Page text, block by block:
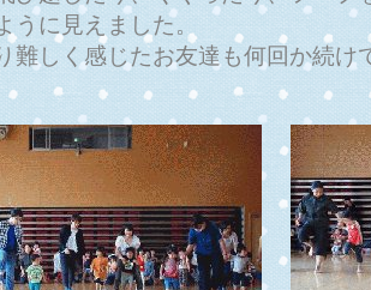
うに見えました。
難しく感じたお友達も何回か続け